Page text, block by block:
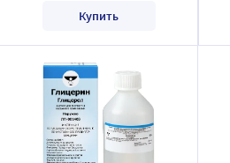
Купить